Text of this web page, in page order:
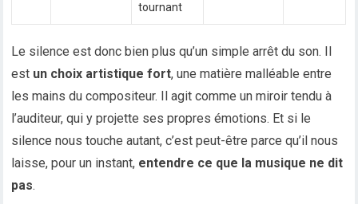
tournant
Le silence est donc bien plus qu’un simple arrêt du son. Il
est un choix artistique fort, une matière malléable entre
les mains du compositeur. Il agit comme un miroir tendu à
l’auditeur, qui y projette ses propres émotions. Et si le
silence nous touche autant, c’est peut-être parce qu’il nous
laisse, pour un instant, entendre ce que la musique ne dit
pas.